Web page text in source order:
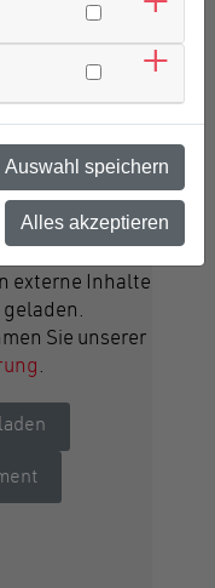
externe Inhalte
geladen.
Sie unserer
.
Auswahl speichern
Alles akzeptieren